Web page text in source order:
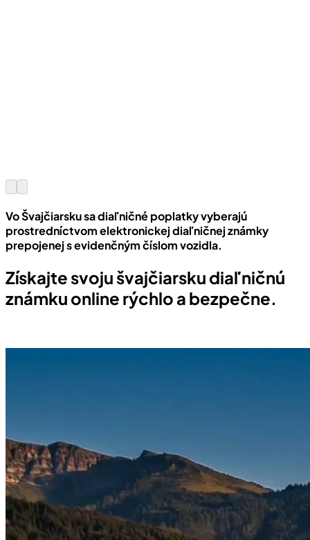
Vo Švajčiarsku sa diaľničné poplatky vyberajú
prostredníctvom elektronickej diaľničnej známky
prepojenej s evidenčným číslom vozidla.
Získajte svoju švajčiarsku diaľničnú
známku online rýchlo a bezpečne.